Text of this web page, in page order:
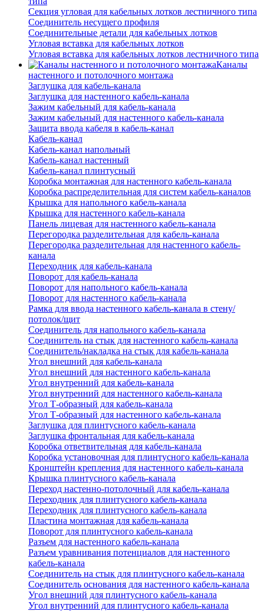
Секция угловая для кабельных лотков лестничного типа
Соединитель несущего профиля
Соединительные детали для кабельных лотков
Угловая вставка для кабельных лотков
Угловая вставка для кабельных лотков лестничного типа
Каналы
настенного и потолочного монтажа
Заглушка для кабель-канала
Заглушка для настенного кабель-канала
Зажим кабельный для кабель-канала
Зажим кабельный для настенного кабель-канала
Защита ввода кабеля в кабель-канал
Кабель-канал
Кабель-канал напольный
Кабель-канал настенный
Кабель-канал плинтусный
Коробка монтажная для настенного кабель-канала
Коробка распределительная для систем кабель-каналов
Крышка для напольного кабель-канала
Крышка для настенного кабель-канала
Панель лицевая для настенного кабель-канала
Перегородка разделительная для кабель-канала
Перегородка разделительная для настенного кабель-
канала
Переходник для кабель-канала
Поворот для кабель-канала
Поворот для напольного кабель-канала
Поворот для настенного кабель-канала
Рамка для ввода настенного кабель-канала в стену/
потолок/щит
Соединитель для напольного кабель-канала
Соединитель на стык для настенного кабель-канала
Соединитель/накладка на стык для кабель-канала
Угол внешний для кабель-канала
Угол внешний для настенного кабель-канала
Угол внутренний для кабель-канала
Угол внутренний для настенного кабель-канала
Угол Т-образный для кабель-канала
Угол Т-образный для настенного кабель-канала
Заглушка для плинтусного кабель-канала
Заглушка фронтальная для кабель-канала
Коробка ответвительная для кабель-канала
Коробка установочная для плинтусного кабель-канала
Кронштейн крепления для настенного кабель-канала
Крышка плинтусного кабель-канала
Переход настенно-потолочный для кабель-канала
Переходник для плинтусного кабель-канала
Переходник для плинтусного кабель-канала
Пластина монтажная для кабель-канала
Поворот для плинтусного кабель-канала
Разъем для настенного кабель-канала
Разъем уравнивания потенциалов для настенного
кабель-канала
Соединитель на стык для плинтусного кабель-канала
Соединитель основания для настенного кабель-канала
Угол внешний для плинтусного кабель-канала
Угол внутренний для плинтусного кабель-канала